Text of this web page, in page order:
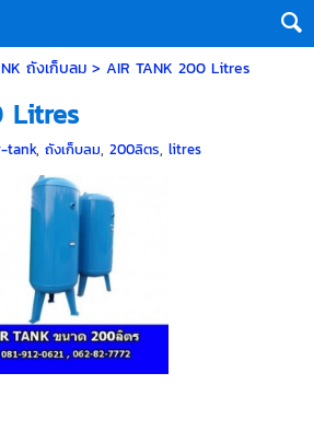
ถังเก็บลม> AIR TANK 200 Litres
Litres
tank, ถังเก็บลม, 200ลิตร, litres